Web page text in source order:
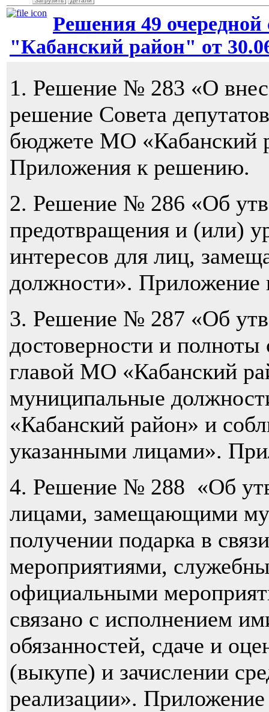
Решения 49
"Кабанский район" от
1. Решение № 283 «О
решение Совета
бюджете МО «Кабанский
Приложения к решению.
2. Решение № 286 «Об
предотвращения и (или)
интересов для лиц,
должности».
3. Решение № 287 «Об
достоверности и
главой МО «Кабанский
муниципальные
«Кабанский район» и
указанными лицами».
4. Решение № 288 «Об
лицами, замещающими
получении подарка в
мероприятиями,
официальными
связано с исполнением
обязанностей, сдаче и
(выкупе) и зачислении
реализации».